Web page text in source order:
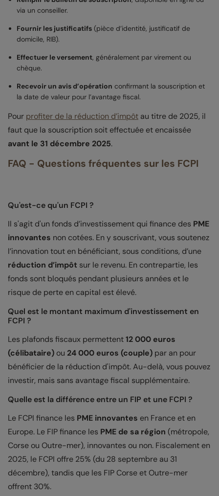
via un conseiller.
Fournir les justificatifs (pièce d’identité, justificatif de
domicile, RIB).
Effectuer le versement, généralement par virement ou
chèque.
Recevoir un avis d’opération confirmant la souscription et
la date de valeur pour l’avantage fiscal.
Pour profiter de la réduction d’impôt au titre de 2025, il
faut que la souscription soit effectuée et encaissée
avant le 31 décembre 2025.
FAQ - Questions fréquentes sur les FCPI
Qu'est-ce qu'un FCPI ?
Il s'agit d'un fonds d’investissement qui finance des PME
innovantes non cotées. En y souscrivant, vous soutenez
l’innovation tout en bénéficiant, sous conditions, d’une
réduction d’impôt sur le revenu. En contrepartie, les
fonds sont bloqués pendant plusieurs années et le
risque de perte en capital est élevé.
Quel est le montant maximum d'investissement en
FCPI ?
Les plafonds fiscaux permettent12 000 euros
(célibataire) ou 24 000 euros (couple) par an pour
bénéficier de la réduction d'impôt. Au-delà, vous pouvez
investir, mais sans avantage fiscal supplémentaire.
Quelle est la différence entre un FIP et une FCPI ?
Le FCPI finance les PME innovantes en France et en
Europe. Le FIP finance les PME de sa région (métropole,
Corse ou Outre-mer), innovantes ou non. Fiscalement en
2025, le FCPI offre 25% (du 28 septembre au 31
décembre), tandis que les FIP Corse et Outre-mer
offrent 30%.